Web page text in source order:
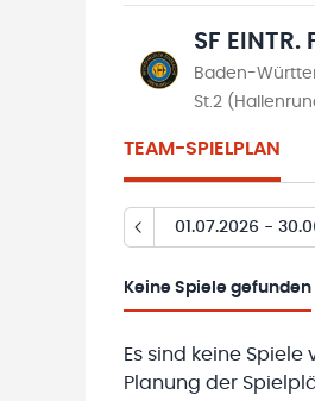
SF EINTR.
Baden-
St.2
TEAM-SPIELPLAN
01.07.2026 -
Keine Spiele gefunden
Es sind keine
Planung der